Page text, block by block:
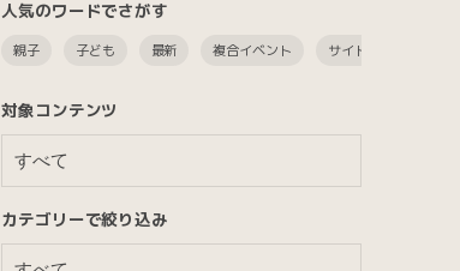
人気のワードでさがす
親子 子ども 最新 複合イベント サイト内検索
対象コンテンツ
カテゴリーで絞り込み